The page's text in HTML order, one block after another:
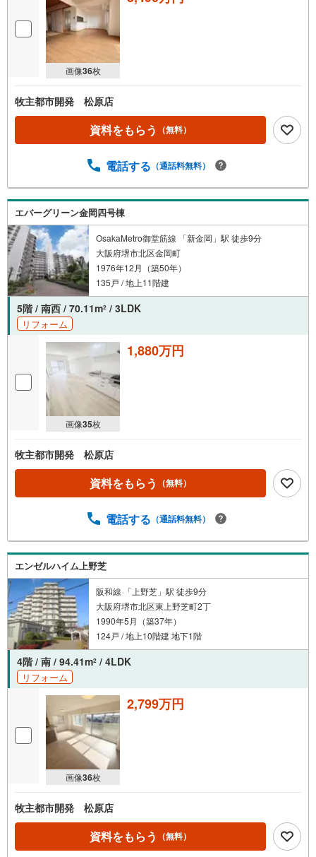
画像36枚
牧主都市開発 松原店
資料をもらう （無料）
電話する （通話料無料）
エバーグリーン金岡四号棟
OsakaMetro御堂筋線 「新金岡」駅 徒歩9分
大阪府堺市北区金岡町
1976年12月（築50年）
135戸 / 地上11階建
5階 / 南西 / 70.11m2 / 3LDK
リフォーム
画像35枚
1,880万円
牧主都市開発 松原店
資料をもらう （無料）
電話する （通話料無料）
エンゼルハイム上野芝
阪和線 「上野芝」駅 徒歩9分
大阪府堺市北区東上野芝町2丁
1990年5月（築37年）
124戸 / 地上10階建 地下1階
4階 / 南 / 94.41m2 / 4LDK
リフォーム
画像36枚
2,799万円
牧主都市開発 松原店
資料をもらう （無料）